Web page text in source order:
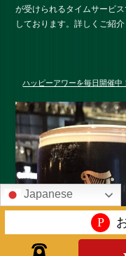
が受けられるタイムサービ
しております。詳しくご紹介
ハッピーアワーを毎日開催中！
Japanese
P